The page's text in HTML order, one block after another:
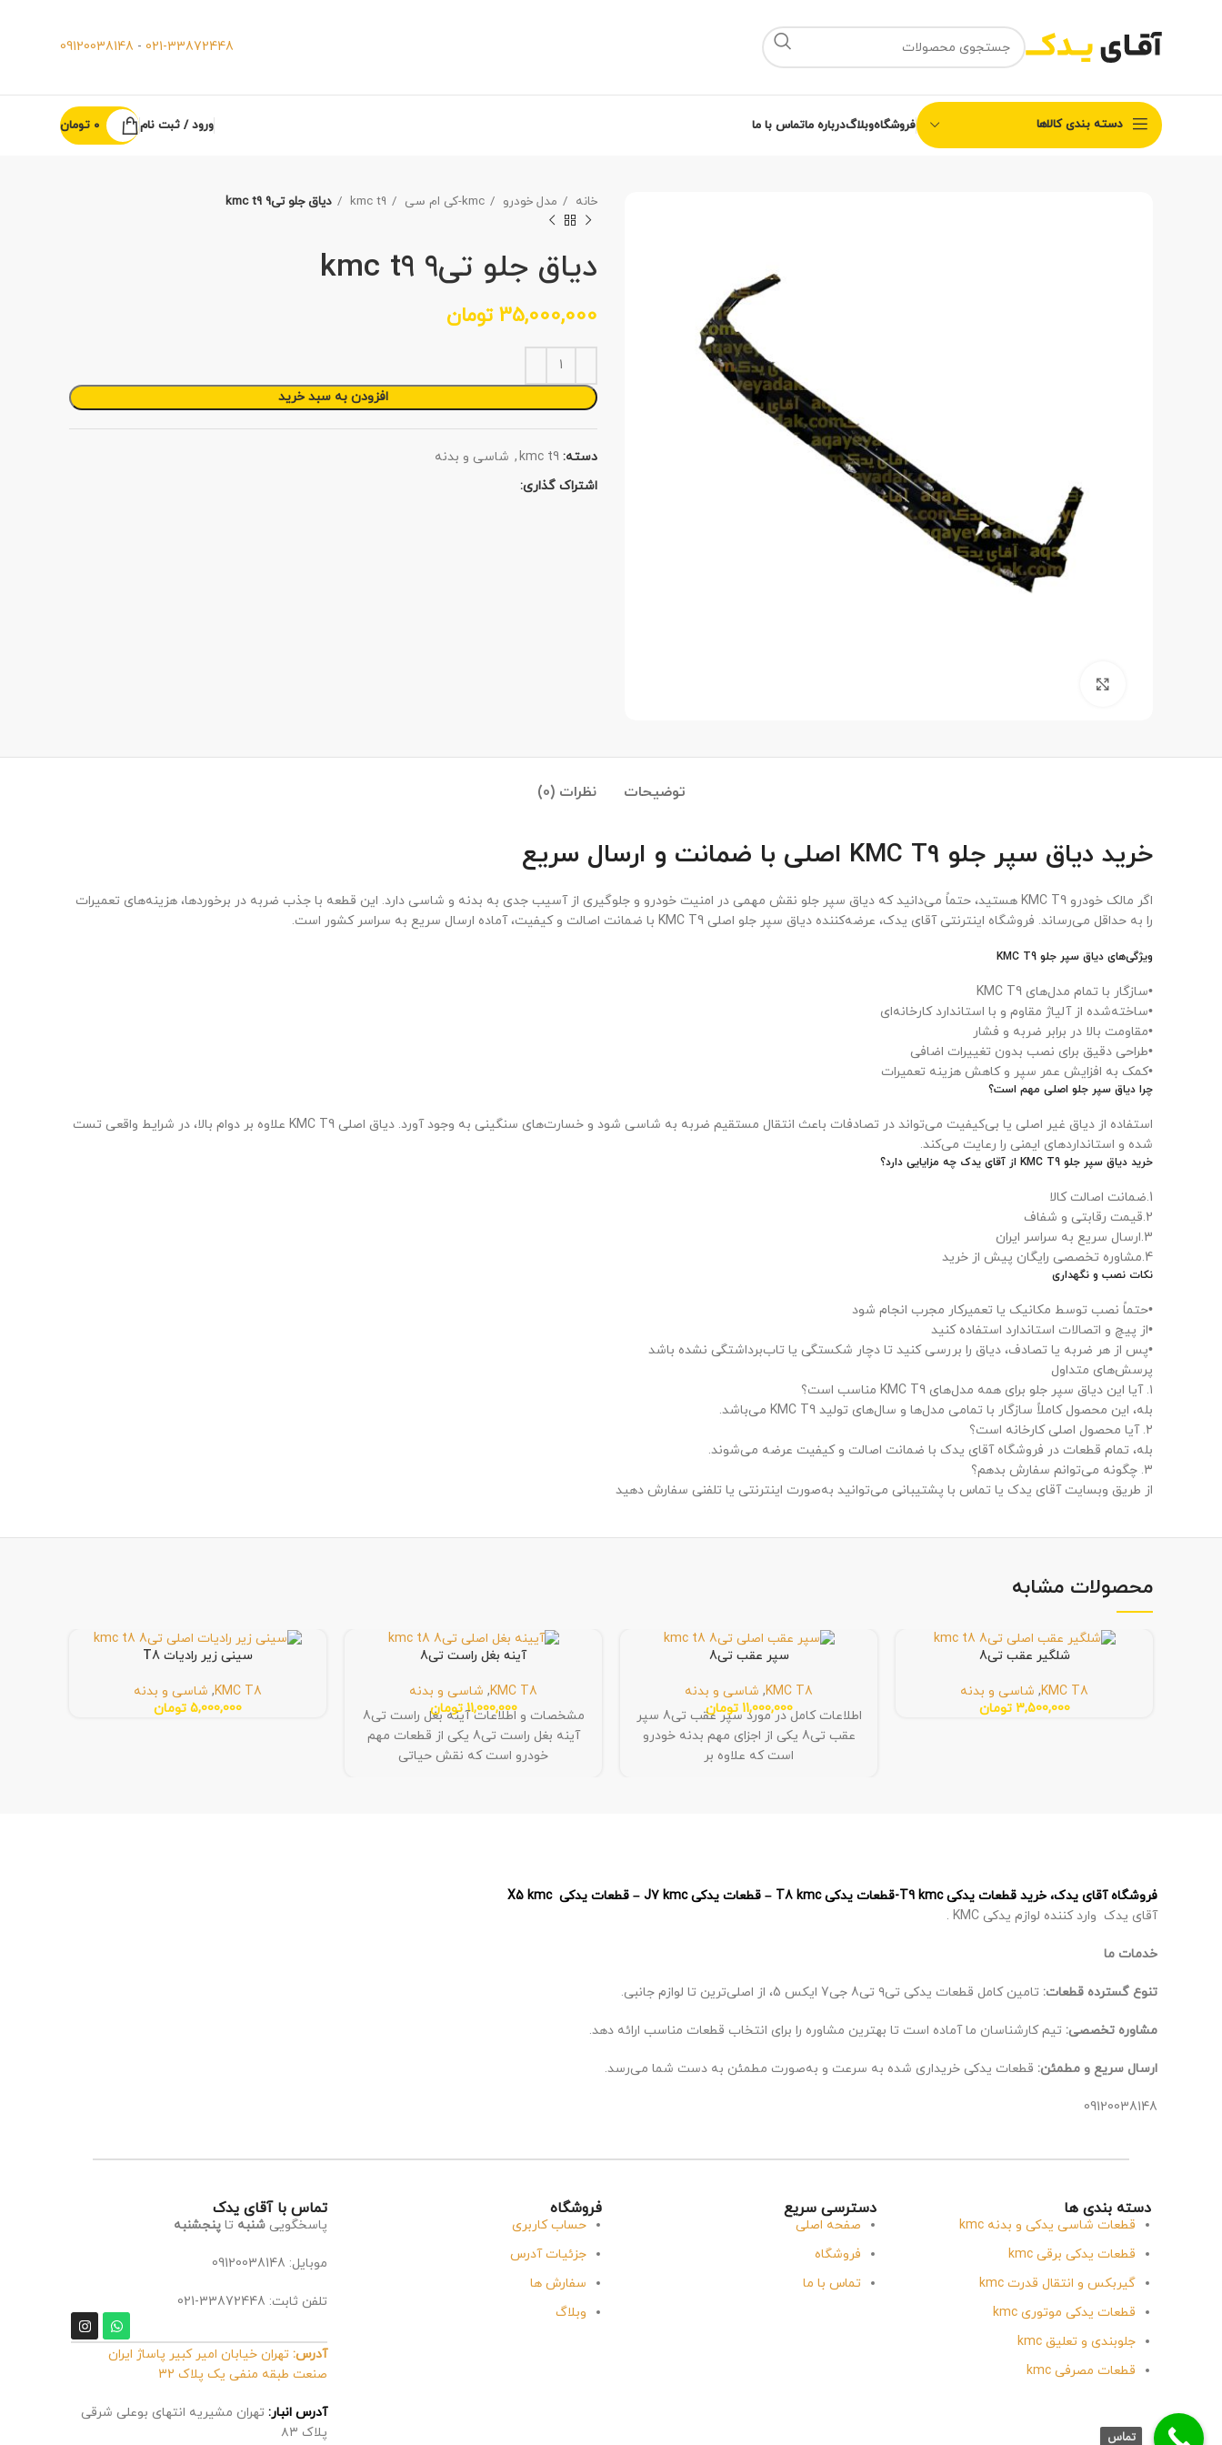
021-33872448
-
09120038148
دسته بندی کالاها فروشگاهوبلاگدرباره ماتماس با ما ورود / ثبت نام 0 تومان
خانه مدل خودرو kmc-کی ام سی kmc t9 دیاق جلو تی9 kmc t9
دیاق جلو تی9 kmc t9
35,000,000 تومان
افزودن به سبد خرید
دسته: kmc t9
, شاسی و بدنه
اشتراک گذاری:
توضیحات نظرات (0)
خرید دیاق سپر جلو KMC T9 اصلی با ضمانت و ارسال سریع
اگر مالک خودرو KMC T9 هستید، حتماً می‌دانید که دیاق سپر جلو نقش مهمی در امنیت خودرو و جلوگیری از آسیب جدی به بدنه و شاسی دارد. این قطعه با جذب ضربه در برخوردها، هزینه‌های تعمیرات
را به حداقل می‌رساند. فروشگاه اینترنتی آقای یدک، عرضه‌کننده دیاق سپر جلو اصلی KMC T9 با ضمانت اصالت و کیفیت، آماده ارسال سریع به سراسر کشور است.
ویژگی‌های دیاق سپر جلو KMC T9
•سازگار با تمام مدل‌های KMC T9
•ساخته‌شده از آلیاژ مقاوم و با استاندارد کارخانه‌ای
•مقاومت بالا در برابر ضربه و فشار
•طراحی دقیق برای نصب بدون تغییرات اضافی
•کمک به افزایش عمر سپر و کاهش هزینه تعمیرات
چرا دیاق سپر جلو اصلی مهم است؟
استفاده از دیاق غیر اصلی یا بی‌کیفیت می‌تواند در تصادفات باعث انتقال مستقیم ضربه به شاسی شود و خسارت‌های سنگینی به وجود آورد. دیاق اصلی KMC T9 علاوه بر دوام بالا، در شرایط واقعی تست
شده و استانداردهای ایمنی را رعایت می‌کند.
خرید دیاق سپر جلو KMC T9 از آقای یدک چه مزایایی دارد؟
1.ضمانت اصالت کالا
2.قیمت رقابتی و شفاف
3.ارسال سریع به سراسر ایران
4.مشاوره تخصصی رایگان پیش از خرید
نکات نصب و نگهداری
•حتماً نصب توسط مکانیک یا تعمیرکار مجرب انجام شود
•از پیچ و اتصالات استاندارد استفاده کنید
•پس از هر ضربه یا تصادف، دیاق را بررسی کنید تا دچار شکستگی یا تاب‌برداشتگی نشده باشد
پرسش‌های متداول
۱. آیا این دیاق سپر جلو برای همه مدل‌های KMC T9 مناسب است؟
بله، این محصول کاملاً سازگار با تمامی مدل‌ها و سال‌های تولید KMC T9 می‌باشد.
۲. آیا محصول اصلی کارخانه است؟
بله، تمام قطعات در فروشگاه آقای یدک با ضمانت اصالت و کیفیت عرضه می‌شوند.
۳. چگونه می‌توانم سفارش بدهم؟
از طریق وبسایت آقای یدک یا تماس با پشتیبانی می‌توانید به‌صورت اینترنتی یا تلفنی سفارش دهید
محصولات مشابه
شلگیر عقب تی8
KMC T8
, شاسی و بدنه
3,500,000 تومان
سپر عقب تی8
KMC T8
, شاسی و بدنه
11,000,000 تومان
اطلاعات کامل در مورد سپر عقب تی8 سپر
عقب تی8 یکی از اجزای مهم بدنه خودرو
است که علاوه بر
آینه بغل راست تی8
KMC T8
, شاسی و بدنه
11,000,000 تومان
مشخصات و اطلاعات آینه بغل راست تی8
آینه بغل راست تی8 یکی از قطعات مهم
خودرو است که نقش حیاتی
سینی زیر رادیات T8
KMC T8
, شاسی و بدنه
5,000,000 تومان
فروشگاه آقای یدک، خرید قطعات یدکی T9 kmc-قطعات یدکی T8 kmc – قطعات یدکی J7 kmc – قطعات یدکی X5 kmc
آقای یدک وارد کننده لوازم یدکی KMC .
خدمات ما
تنوع گسترده قطعات: تامین کامل قطعات یدکی تی۹ تی8 جی7 ایکس 5، از اصلی‌ترین تا لوازم جانبی.
مشاوره تخصصی: تیم کارشناسان ما آماده است تا بهترین مشاوره را برای انتخاب قطعات مناسب ارائه دهد.
ارسال سریع و مطمئن: قطعات یدکی خریداری شده به سرعت و به‌صورت مطمئن به دست شما می‌رسد.
09120038148
دسته بندی ها
قطعات شاسی یدکی و بدنه kmc
قطعات یدکی برقی kmc
گیربکس و انتقال قدرت kmc
قطعات یدکی موتوری kmc
جلوبندی و تعلیق kmc
قطعات مصرفی kmc
دسترسی سریع
صفحه اصلی
فروشگاه
تماس با ما
فروشگاه
حساب کاربری
جزئیات آدرس
سفارش ها
وبلاگ
تماس با آقای یدک
پاسخگویی شنبه تا پنجشنبه
موبایل: 09120038148
تلفن ثابت: 33872448-021
آدرس: تهران خیابان امیر کبیر پاساژ ایران
صنعت طبقه منفی یک پلاک 32
آدرس انبار: تهران مشیریه انتهای بوعلی شرقی
پلاک ۸۳
تماس